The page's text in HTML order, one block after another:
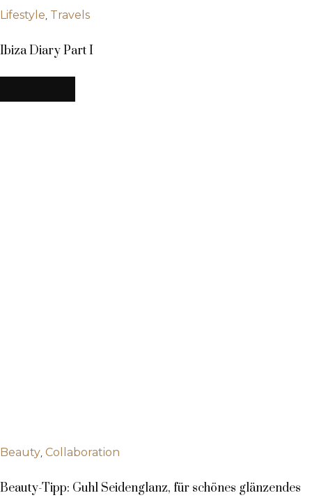
Lifestyle, Travels
Ibiza Diary Part I
Beauty, Collaboration
Beauty-Tipp: Guhl Seidenglanz, für schönes glänzendes